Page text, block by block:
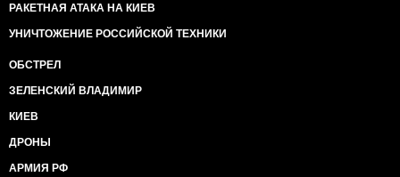
РАКЕТНАЯ АТАКА НА КИЕВ
УНИЧТОЖЕНИЕ РОССИЙСКОЙ ТЕХНИКИ
ОБСТРЕЛ
ЗЕЛЕНСКИЙ ВЛАДИМИР
КИЕВ
ДРОНЫ
АРМИЯ РФ